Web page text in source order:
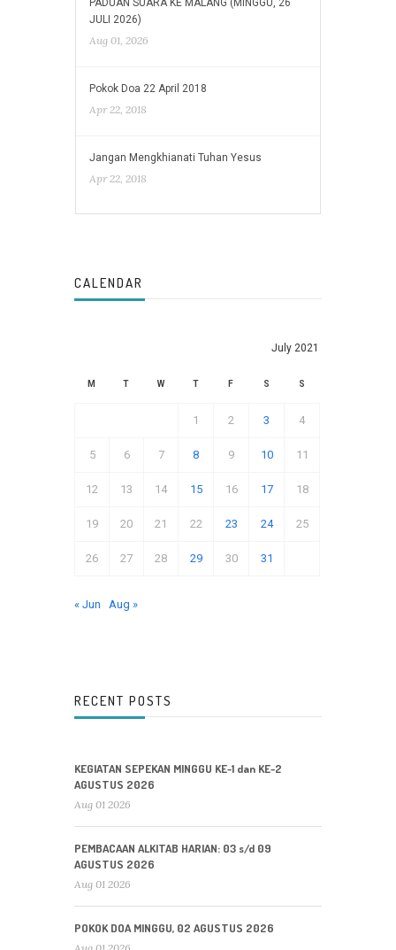
PADUAN SUARA KE MALANG (MINGGU, 26
JULI 2026)
Aug 01, 2026
Pokok Doa 22 April 2018
Apr 22, 2018
Jangan Mengkhianati Tuhan Yesus
Apr 22, 2018
CALENDAR
July 2021
M T W T F S S
1 2 3 4
5 6 7 8 9 10 11
12 13 14 15 16 17 18
19 20 21 22 23 24 25
26 27 28 29 30 31
« Jun Aug »
RECENT POSTS
KEGIATAN SEPEKAN MINGGU KE-1 dan KE-2
AGUSTUS 2026
Aug 01 2026
PEMBACAAN ALKITAB HARIAN: 03 s/d 09
AGUSTUS 2026
Aug 01 2026
POKOK DOA MINGGU, 02 AGUSTUS 2026